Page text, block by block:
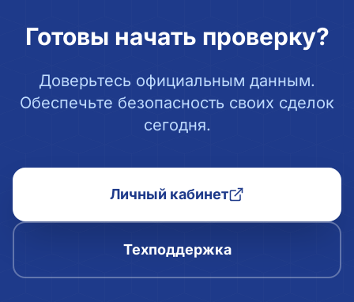
Готовы начать проверку?
Доверьтесь официальным данным.
Обеспечьте безопасность своих сделок
сегодня.
Личный кабинет
Техподдержка